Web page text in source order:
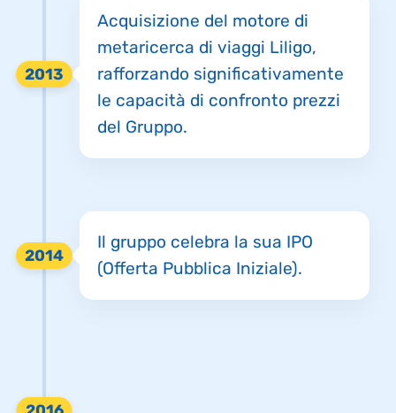
2013
Acquisizione del motore di
metaricerca di viaggi Liligo,
rafforzando significativamente
le capacità di confronto prezzi
del Gruppo.
2014
Il gruppo celebra la sua IPO
(Offerta Pubblica Iniziale).